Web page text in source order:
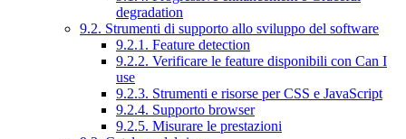
degradation
9.2. Strumenti di supporto allo sviluppo del software
9.2.1. Feature detection
9.2.2. Verificare le feature disponibili con Can I
use
9.2.3. Strumenti e risorse per CSS e JavaScript
9.2.4. Supporto browser
9.2.5. Misurare le prestazioni